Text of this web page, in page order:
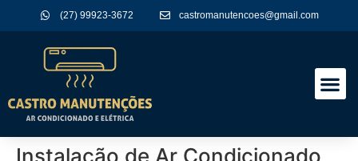
(27) 99923-3672 castromanutencoes@gmail.com
Instalação de Ar Condicionado